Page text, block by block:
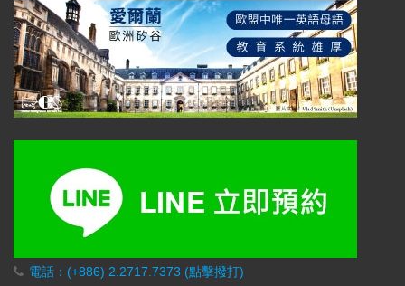
電話：(+886) 2.2717.7373 (點擊撥打)